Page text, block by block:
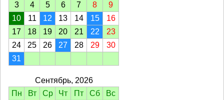
3
4 5 6 7 8
9
10
11 12 13 14 15
16
17
18 19 20 21 22
23
24
25 26 27 28 29
30
31
Сентябрь, 2026
Пн
Вт Ср Чт Пт Сб
Вс